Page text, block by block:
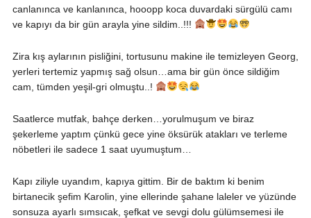
canlanınca ve kanlanınca, hooopp koca duvardaki sürgülü camı
ve kapıyı da bir gün arayla yine sildim..!!!
Zira kış aylarının pisliğini, tortusunu makine ile temizleyen Georg,
yerleri tertemiz yapmış sağ olsun…ama bir gün önce sildiğim
cam, tümden yeşil-gri olmuştu..!
Saatlerce mutfak, bahçe derken…yorulmuşum ve biraz
şekerleme yaptım çünkü gece yine öksürük atakları ve terleme
nöbetleri ile sadece 1 saat uyumuştum…
Kapı ziliyle uyandım, kapıya gittim. Bir de baktım ki benim
birtanecik şefim Karolin, yine ellerinde şahane laleler ve yüzünde
sonsuza ayarlı sımsıcak, şefkat ve sevgi dolu gülümsemesi ile